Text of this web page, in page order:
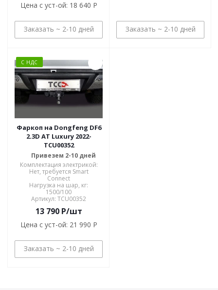
Цена с уст-ой: 18 640 P
Заказать ~ 2-10 дней Заказать ~ 2-10 дней
С НДС
Фаркоп на Dongfeng DF6
2.3D AT Luxury 2022-
TCU00352
Привезем 2-10 дней
Комплектация электрикой:
Нет, требуется Smart
Connect
Нагрузка на шар, кг:
1500/100
Артикул: TCU00352
13 790P/шт
Цена с уст-ой: 21 990 P
Заказать ~ 2-10 дней